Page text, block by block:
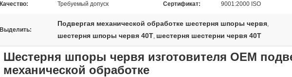
Качество: Требуемый допуск Сертификат: 9001:2000 ISO
Выделить:
Подвергая механической обработке шестерня шпоры червя,
шестерня шпоры червя 40T, шестерня шестерни червя 40T
Шестерня шпоры червя изготовителя OEM
механической обработке